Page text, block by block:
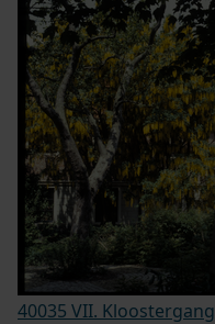
40035 VII.